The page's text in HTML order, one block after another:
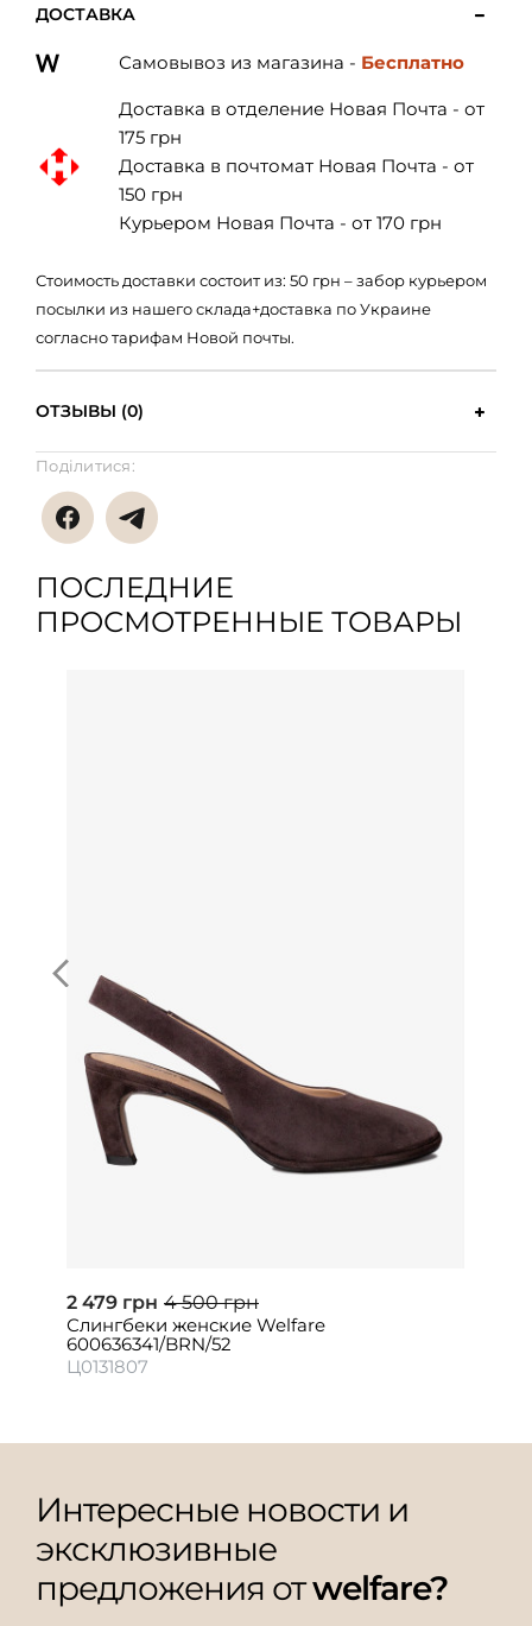
ДОСТАВКА
Самовывоз из магазина - Бесплатно
Доставка в отделение Новая Почта - от
175 грн
Доставка в почтомат Новая Почта - от
150 грн
Курьером Новая Почта - от 170 грн
Стоимость доставки состоит из: 50 грн – забор курьером
посылки из нашего склада+доставка по Украине
согласно тарифам Новой почты.
ОТЗЫВЫ (0)
Поділитися:
ПОСЛЕДНИЕ
ПРОСМОТРЕННЫЕ ТОВАРЫ
2 479 грн 4 500 грн
Слингбеки женские Welfare
600636341/BRN/52
Ц0131807
Интересные новости и
эксклюзивные
предложения отwelfare?